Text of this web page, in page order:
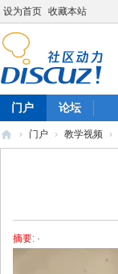
设为首页 收藏本站
门户 论坛
› 门户 › 教学视频 ›
摘要: ·